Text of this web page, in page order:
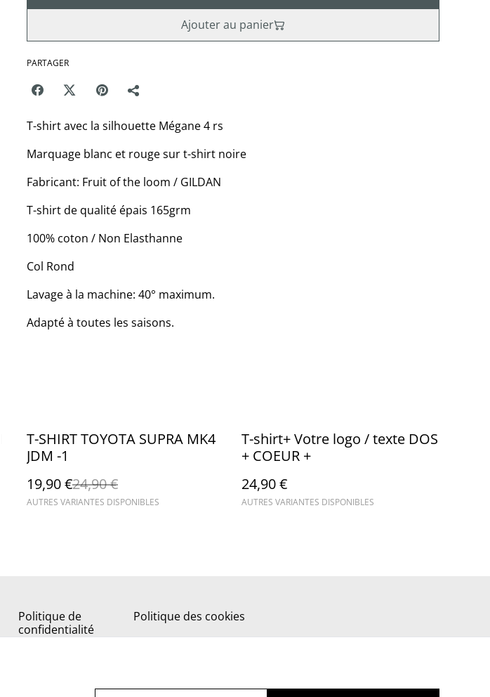
Ajouter au panier
PARTAGER
T-shirt avec la silhouette Mégane 4 rs
Marquage blanc et rouge sur t-shirt noire
Fabricant: Fruit of the loom / GILDAN
T-shirt de qualité épais 165grm
100% coton / Non Elasthanne
Col Rond
Lavage à la machine: 40° maximum.
Adapté à toutes les saisons.
%
T-SHIRT TOYOTA SUPRA MK4
JDM -1
19,90 €24,90 €
AUTRES VARIANTES DISPONIBLES
T-shirt+ Votre logo / texte DOS
+ COEUR +
24,90 €
AUTRES VARIANTES DISPONIBLES
Politique de
confidentialité
Politique des cookies